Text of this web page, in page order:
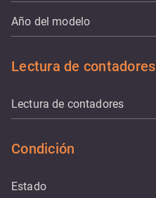
Año del modelo
Lectura de contadores
Lectura de contadores
Condición
Estado